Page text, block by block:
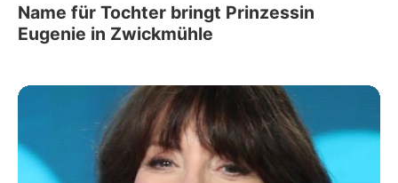
Name für Tochter bringt Prinzessin
Eugenie in Zwickmühle